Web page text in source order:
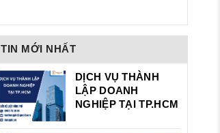
TIN MỚI NHẤT
DỊCH VỤ THÀNH
LẬP DOANH
NGHIỆP TẠI TP.HCM